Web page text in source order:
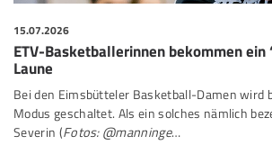
15.07.2026
ETV-Basketballerinnen bekommen ein
Laune
Bei den Eimsbütteler Basketball-Damen wird
Modus geschaltet. Als ein solches nämlich
Severin (Fotos: @manninge…